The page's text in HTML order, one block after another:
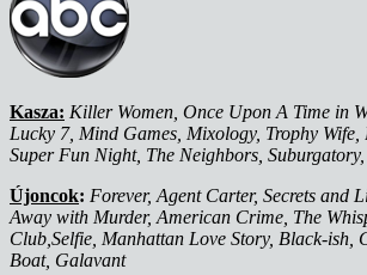
Kasza: Killer Women, Once Upon A Time in
Lucky 7, Mind Games, Mixology, Trophy Wife,
Super Fun Night, The Neighbors, Suburgatory,
Újoncok: Forever, Agent Carter, Secrets and
Away with Murder, American Crime, The
Club,Selfie, Manhattan Love Story, Black-ish,
Boat, Galavant